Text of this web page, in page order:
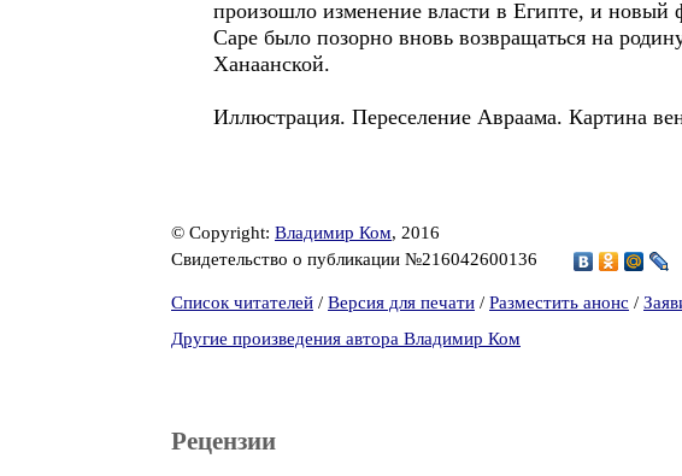
произошло изменение власти в Египте, и
Саре было позорно вновь возвращаться на
Ханаанской.
Иллюстрация. Переселение Авраама. Картина
© Copyright: Владимир Ком, 2016
Свидетельство о публикации №216042600136
Список читателей / Версия для печати / Разместить анонс /
Другие произведения автора Владимир Ком
Рецензии